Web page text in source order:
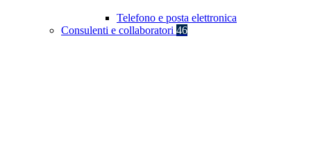
Telefono e posta elettronica
Consulenti e collaboratori 46